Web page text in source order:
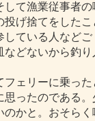
て漁業従事者
投げ捨てをした
している人など
などないから釣
ェリーに乗っ
思ったのである
かと。おそら